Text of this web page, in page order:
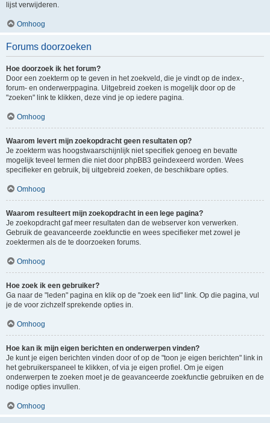
lijst verwijderen.
Omhoog
Forums doorzoeken
Hoe doorzoek ik het forum?
Door een zoekterm op te geven in het zoekveld, die je vindt op de index-,
forum- en onderwerppagina. Uitgebreid zoeken is mogelijk door op de
"zoeken" link te klikken, deze vind je op iedere pagina.
Omhoog
Waarom levert mijn zoekopdracht geen resultaten op?
Je zoekterm was hoogstwaarschijnlijk niet specifiek genoeg en bevatte
mogelijk teveel termen die niet door phpBB3 geïndexeerd worden. Wees
specifieker en gebruik, bij uitgebreid zoeken, de beschikbare opties.
Omhoog
Waarom resulteert mijn zoekopdracht in een lege pagina?
Je zoekopdracht gaf meer resultaten dan de webserver kon verwerken.
Gebruik de geavanceerde zoekfunctie en wees specifieker met zowel je
zoektermen als de te doorzoeken forums.
Omhoog
Hoe zoek ik een gebruiker?
Ga naar de "leden" pagina en klik op de "zoek een lid" link. Op die pagina, vul
je de voor zichzelf sprekende opties in.
Omhoog
Hoe kan ik mijn eigen berichten en onderwerpen vinden?
Je kunt je eigen berichten vinden door of op de "toon je eigen berichten" link in
het gebruikerspaneel te klikken, of via je eigen profiel. Om je eigen
onderwerpen te zoeken moet je de geavanceerde zoekfunctie gebruiken en de
nodige opties invullen.
Omhoog